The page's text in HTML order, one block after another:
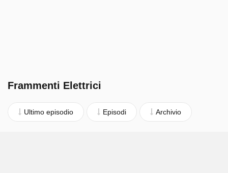
Frammenti Elettrici
Ultimo episodio Episodi Archivio